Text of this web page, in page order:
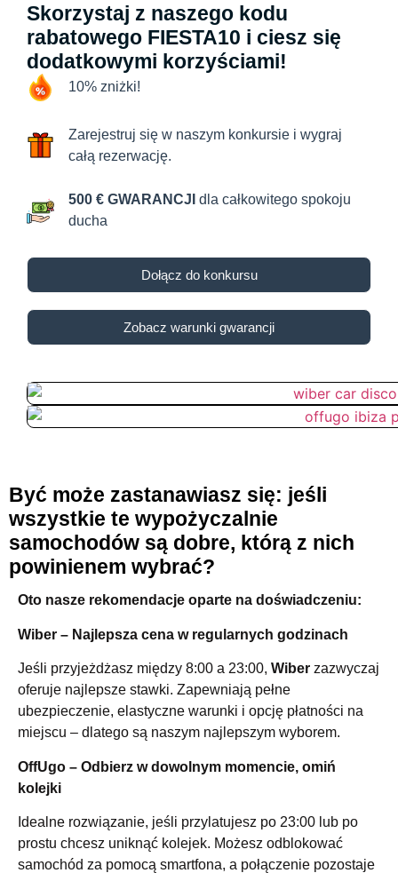
Skorzystaj z naszego kodu
rabatowego FIESTA10 i ciesz się
dodatkowymi korzyściami!
10% zniżki!
Zarejestruj się w naszym konkursie i wygraj
całą rezerwację.
500 € GWARANCJI dla całkowitego spokoju
ducha
Dołącz do konkursu
Zobacz warunki gwarancji
Być może zastanawiasz się: jeśli
wszystkie te wypożyczalnie
samochodów są dobre, którą z nich
powinienem wybrać?
Oto nasze rekomendacje oparte na doświadczeniu:
Wiber – Najlepsza cena w regularnych godzinach
Jeśli przyjeżdżasz między 8:00 a 23:00, Wiber zazwyczaj
oferuje najlepsze stawki. Zapewniają pełne
ubezpieczenie, elastyczne warunki i opcję płatności na
miejscu – dlatego są naszym najlepszym wyborem.
OffUgo – Odbierz w dowolnym momencie, omiń
kolejki
Idealne rozwiązanie, jeśli przylatujesz po 23:00 lub po
prostu chcesz uniknąć kolejek. Możesz odblokować
samochód za pomocą smartfona, a połączenie pozostaje